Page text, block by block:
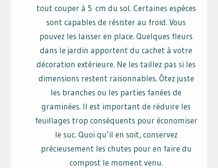
tout couper à 5 cm du sol. Certaines espèces
sont capables de résister au froid. Vous
pouvez les laisser en place. Quelques fleurs
dans le jardin apportent du cachet à votre
décoration extérieure. Ne les taillez pas si les
dimensions restent raisonnables. Ôtez juste
les branches ou les parties fanées de
graminées. Il est important de réduire les
feuillages trop conséquents pour économiser
le suc. Quoi qu’il en soit, conservez
précieusement les chutes pour en faire du
compost le moment venu.